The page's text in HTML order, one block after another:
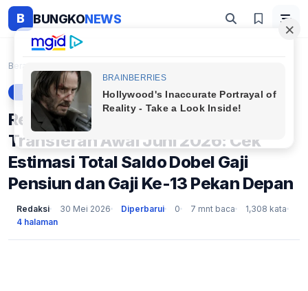
B BUNGKONEWS
Beranda
BERITA
Rekening Pensiunan PNS Banjir
Transferan Awal Juni 2026: Cek
Estimasi Total Saldo Dobel Gaji
Pensiun dan Gaji Ke-13 Pekan Depan
Redaksi 30 Mei 2026 Diperbarui 0 7 mnt baca
1,308 kata
4 halaman